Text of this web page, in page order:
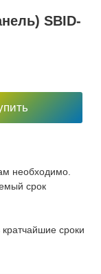
SBID-
необходимо.
срок
сроки